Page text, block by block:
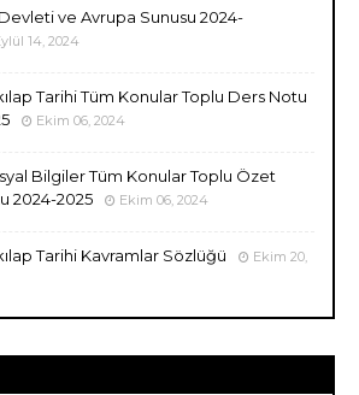
ve Avrupa Sunusu 2024-
14, 2024
Tarihi Tüm Konular Toplu Ders Notu
Ekim 06, 2024
Bilgiler Tüm Konular Toplu Özet
2024-2025
Ekim 06, 2024
Tarihi Kavramlar Sözlüğü
Ekim 20,